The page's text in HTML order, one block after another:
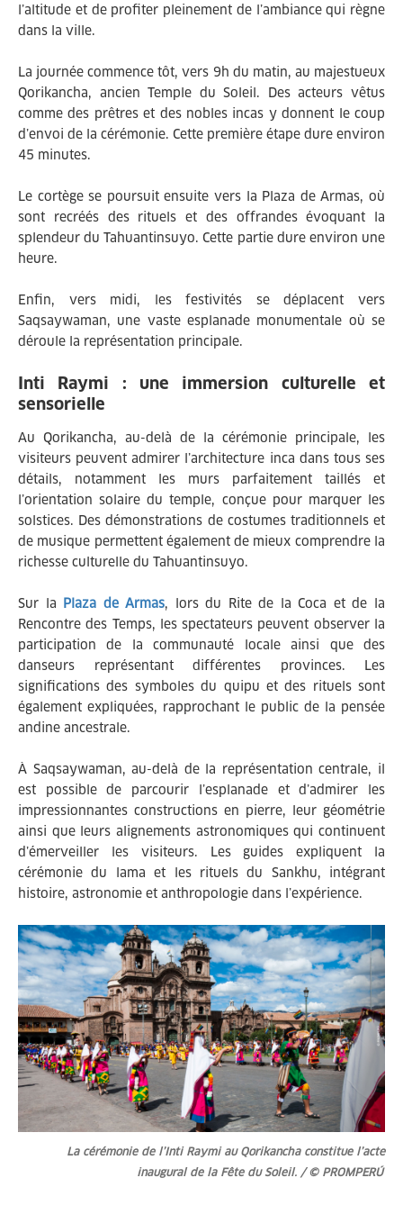
l’altitude et de profiter pleinement de l’ambiance qui règne
dans la ville.
La journée commence tôt, vers 9h du matin, au majestueux
Qorikancha, ancien Temple du Soleil. Des acteurs vêtus
comme des prêtres et des nobles incas y donnent le coup
d’envoi de la cérémonie. Cette première étape dure environ
45 minutes.
Le cortège se poursuit ensuite vers la Plaza de Armas, où
sont recréés des rituels et des offrandes évoquant la
splendeur du Tahuantinsuyo. Cette partie dure environ une
heure.
Enfin, vers midi, les festivités se déplacent vers
Saqsaywaman, une vaste esplanade monumentale où se
déroule la représentation principale.
Inti Raymi : une immersion culturelle et
sensorielle
Au Qorikancha, au-delà de la cérémonie principale, les
visiteurs peuvent admirer l’architecture inca dans tous ses
détails, notamment les murs parfaitement taillés et
l’orientation solaire du temple, conçue pour marquer les
solstices. Des démonstrations de costumes traditionnels et
de musique permettent également de mieux comprendre la
richesse culturelle du Tahuantinsuyo.
Sur la Plaza de Armas, lors du Rite de la Coca et de la
Rencontre des Temps, les spectateurs peuvent observer la
participation de la communauté locale ainsi que des
danseurs représentant différentes provinces. Les
significations des symboles du quipu et des rituels sont
également expliquées, rapprochant le public de la pensée
andine ancestrale.
À Saqsaywaman, au-delà de la représentation centrale, il
est possible de parcourir l’esplanade et d’admirer les
impressionnantes constructions en pierre, leur géométrie
ainsi que leurs alignements astronomiques qui continuent
d’émerveiller les visiteurs. Les guides expliquent la
cérémonie du lama et les rituels du Sankhu, intégrant
histoire, astronomie et anthropologie dans l’expérience.
La cérémonie de l’Inti Raymi au Qorikancha constitue l’acte
inaugural de la Fête du Soleil. / © PROMPERÚ